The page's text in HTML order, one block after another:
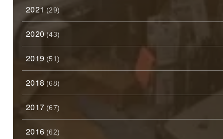
2021 (29)
2020 (43)
2019 (51)
2018 (68)
2017 (67)
2016 (62)